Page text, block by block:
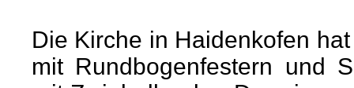
Die Kirche in Haidenkofen
mit Rundbogenfestern und